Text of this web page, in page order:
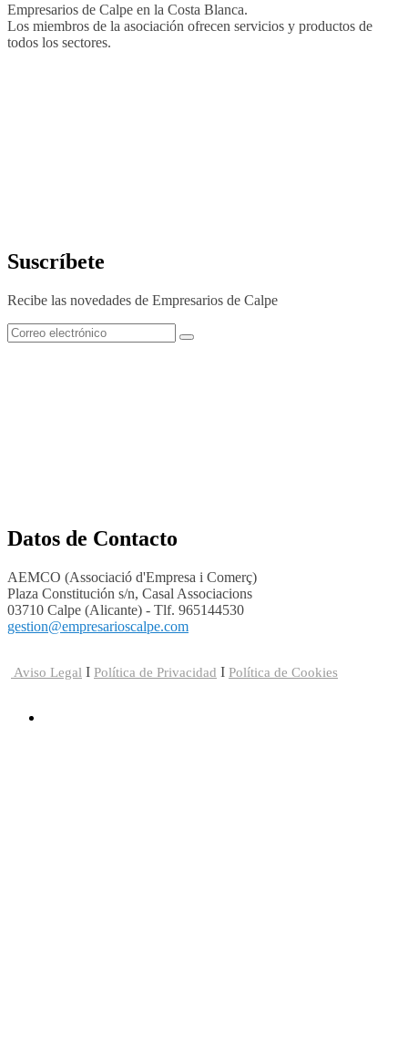
Empresarios de Calpe en la Costa Blanca.
Los miembros de la asociación ofrecen servicios y productos de
todos los sectores.
Suscríbete
Recibe las novedades de Empresarios de Calpe
Datos de Contacto
AEMCO (Associació d'Empresa i Comerç)
Plaza Constitución s/n, Casal Associacions
03710 Calpe (Alicante) - Tlf. 965144530
gestion@empresarioscalpe.com
Aviso Legal I Política de Privacidad I Política de Cookies